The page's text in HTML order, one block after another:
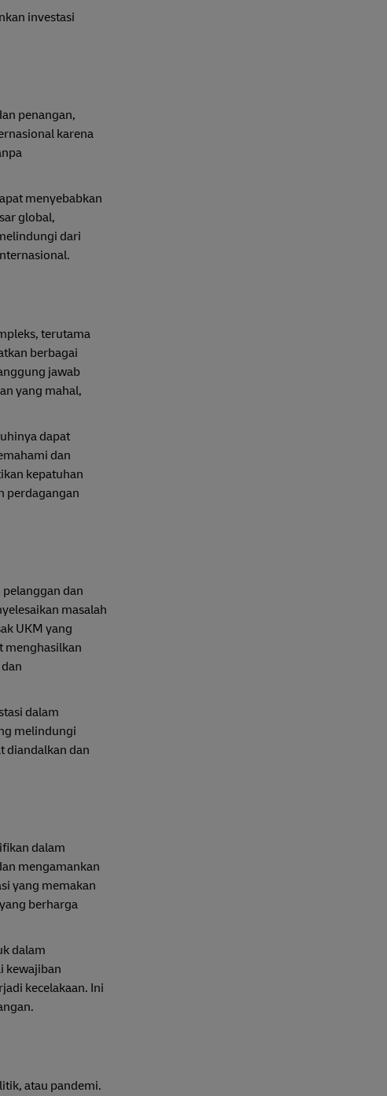
investasi
penangan,
karena
menyebabkan
global,
dari
terutama
berbagai
jawab
yang mahal,
dapat
dan
kepatuhan
perdagangan
dan
masalah
UKM yang
menghasilkan
dalam
melindungi
diandalkan dan
dalam
mengamankan
yang memakan
berharga
dalam
kewajiban
kecelakaan. Ini
atau pandemi.